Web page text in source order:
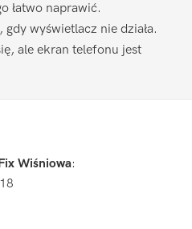
łatwo naprawić.
wyświetlacz nie działa.
ale ekran telefonu jest
Wiśniowa: